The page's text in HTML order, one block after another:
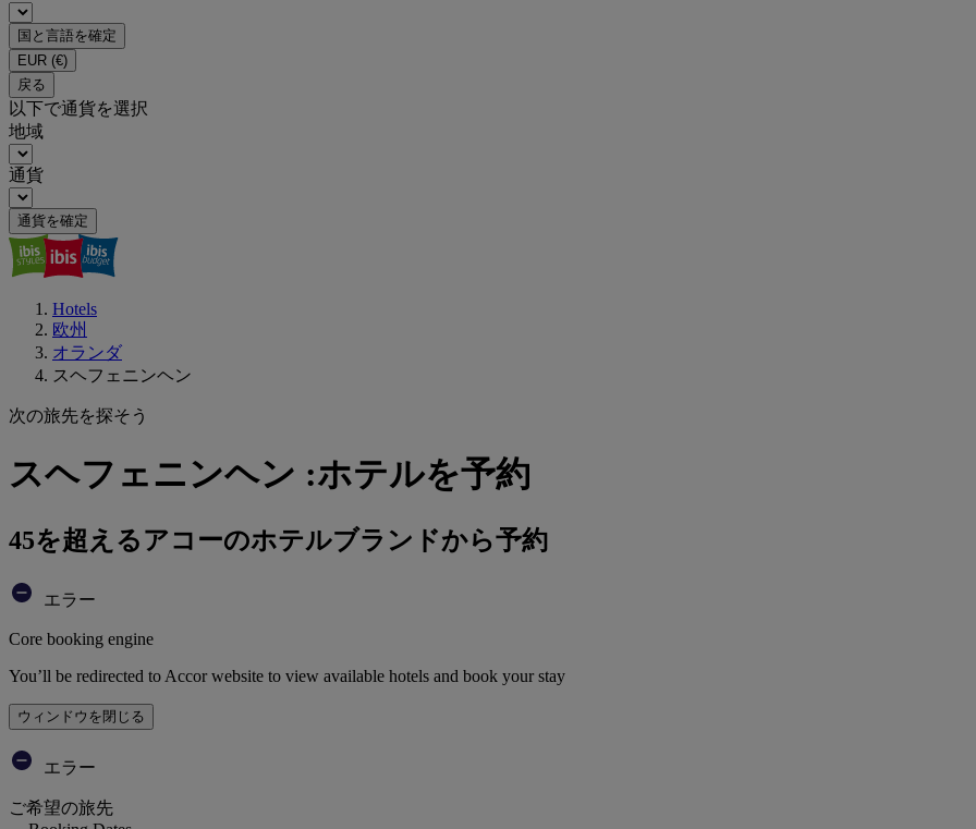
国と言語を確定
EUR (€)
戻る
以下で通貨を選択
地域
通貨
通貨を確定
Hotels
欧州
オランダ
スヘフェニンヘン
次の旅先を探そう
スヘフェニンヘン :ホテルを予約
45を超えるアコーのホテルブランドから予約
エラー
Core booking engine
You’ll be redirected to Accor website to view available hotels and book your stay
ウィンドウを閉じる
エラー
ご希望の旅先